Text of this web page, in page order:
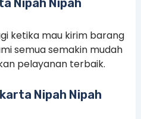
Nipah Nipah
ketika mau kirim barang
semua semakin mudah
pelayanan terbaik.
Nipah Nipah